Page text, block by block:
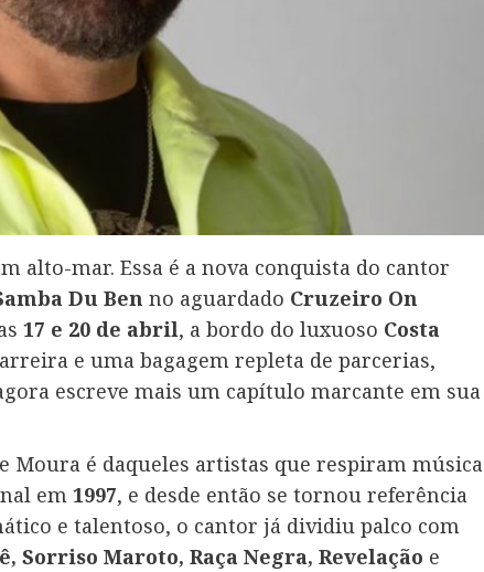
alto-mar. Essa é a nova conquista do cantor
Du Ben no aguardado Cruzeiro On
17 e 20 de abril, a bordo do luxuoso Costa
e uma bagagem repleta de parcerias,
escreve mais um capítulo marcante em sua
Moura é daqueles artistas que respiram música
em 1997, e desde então se tornou referência
e talentoso, o cantor já dividiu palco com
Sorriso Maroto, Raça Negra, Revelação e